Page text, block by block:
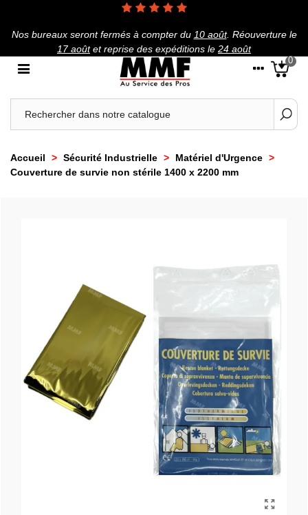
Nos bureaux seront fermés à compter du 10 août. Réouverture le
17 aoûtet reprise des expéditions le 24 août
0
Accueil > Sécurité Industrielle > Matériel d'Urgence >
Couverture de survie non stérile 1400 x 2200 mm